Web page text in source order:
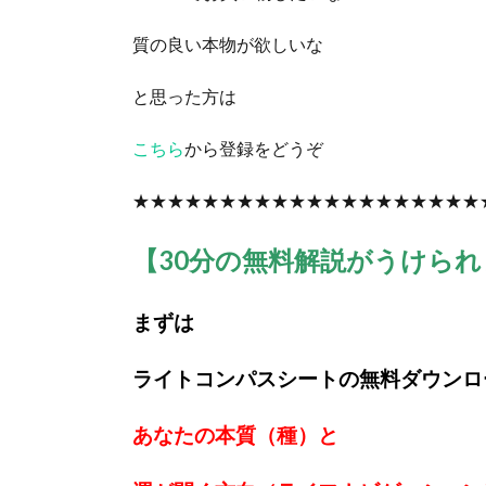
質の良い本物が欲しいな
と思った方は
こちらから登録をどうぞ
【30分の無料解説がうけられ
まずは
ライトコンパスシートの無料ダウン
あなたの本質（種）と